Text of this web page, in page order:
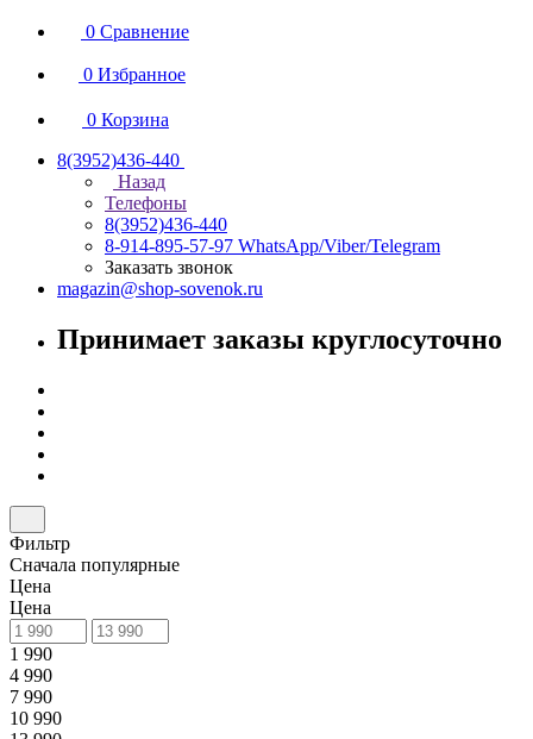
0 Сравнение
0 Избранное
0 Корзина
8(3952)436-440
Назад
Телефоны
8(3952)436-440
8-914-895-57-97 WhatsApp/Viber/Telegram
Заказать звонок
magazin@shop-sovenok.ru
Принимает заказы круглосуточно
Фильтр
Сначала популярные
Цена
Цена
1 990
4 990
7 990
10 990